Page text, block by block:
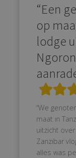
“Een
op
lodge
“We
maat in
uitzicht
Zanzibar
alles was